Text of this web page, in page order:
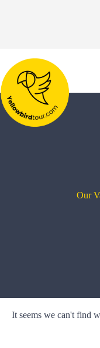
Our
It seems we can't find